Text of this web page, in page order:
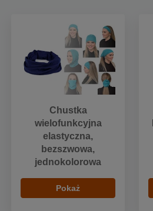
Chustka
wielofunkcyjna
elastyczna,
bezszwowa,
jednokolorowa
Pokaż